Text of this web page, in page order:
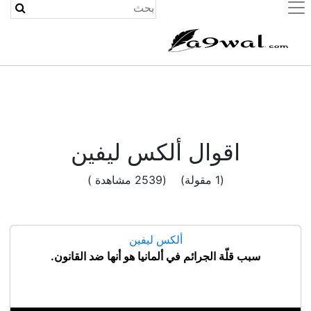
(current)
اقوال ألكس ليفين
(1 مقولة) (2539 مشاهدة )
ألكس ليفين
سبب قلّة الجرائم في ألمانيا هو أنها ضد القانون.